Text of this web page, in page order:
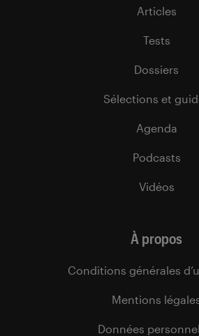
Articles
Tests
Dossiers
Sélections et
Agenda
Podcasts
Vidéos
À propos
Conditions générales
Mentions
Données